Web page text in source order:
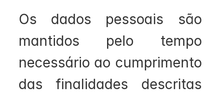
Os dados pessoais são
mantidos pelo tempo
necessário ao cumprimento
das finalidades descritas